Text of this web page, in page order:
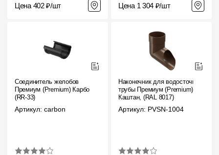
Цена 402 ₽/шт Цена 1 304 ₽/шт
Соединитель желобов
Премиум (Premium) Карбон,
(RR-33)
Артикул: carbon
Наконечник для водосточной
трубы Премиум (Premium)
Каштан, (RAL 8017)
Артикул: PVSN-1004